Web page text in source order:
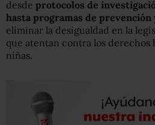
desde protocolos de
hasta programas de prevención
eliminar la desigualdad en la
que atentan contra los derechos
niñas.